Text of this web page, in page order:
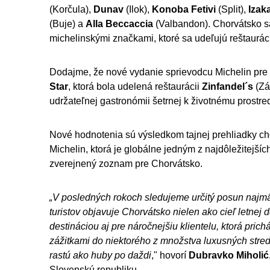
(Korčula), Dunav (Ilok), Konoba Fetivi (Split),
(Buje) a Alla Beccaccia (Valbandon). Chorvátsko
michelinskými značkami, ktoré sa udeľujú
Dodajme, že nové vydanie sprievodcu Michelin
Star, ktorá bola udelená reštaurácii Zinfandel´s
udržateľnej gastronómii šetrnej k životnému
Nové hodnotenia sú výsledkom tajnej prehliadky
Michelin, ktorá je globálne jedným z
zverejnený zoznam pre Chorvátsko.
„V posledných rokoch sledujeme určitý posun
turistov objavuje Chorvátsko nielen ako cieľ letnej
destináciou aj pre náročnejšiu klientelu, ktorá
zážitkami do niektorého z množstva luxusných
rastú ako huby po daždi," hovorí Dubravko Miholić